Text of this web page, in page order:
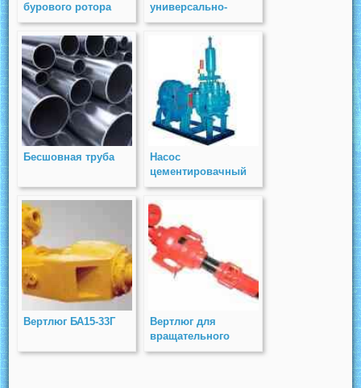
бурового ротора
(А60/80.14.00.000
сб)
универсально-
приводной с
гидравлическим
Бесшовная труба
Насос
цементировачный
НЦ-320
Вертлюг БА15-33Г
Вертлюг для
вращательного
бурения